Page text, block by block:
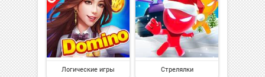
Логические игры Стрелялки